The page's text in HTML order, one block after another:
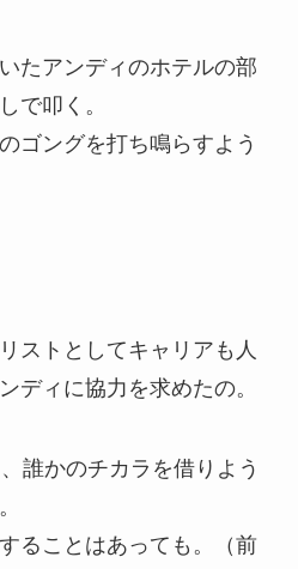
たアンディのホテルの部
で叩く。
ゴングを打ち鳴らすよう
ストとしてキャリアも人
ディに協力を求めたの。
誰かのチカラを借りよう
ることはあっても。（前